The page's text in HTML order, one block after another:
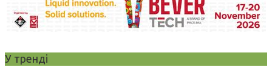
У тренді